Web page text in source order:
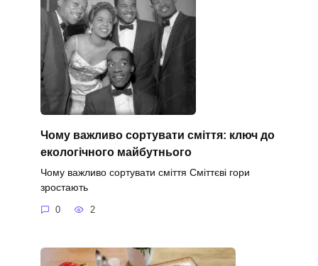
Чому важливо сортувати сміття: ключ до
екологічного майбутнього
Чому важливо сортувати сміття Сміттєві гори
зростають
0 2